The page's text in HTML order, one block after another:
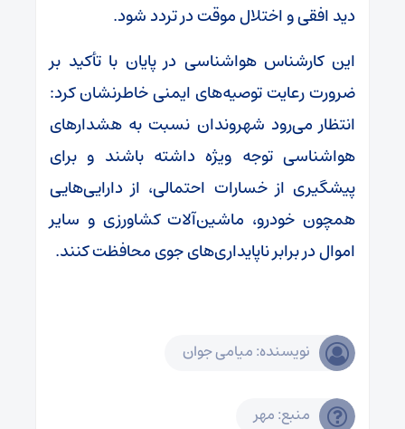
دید افقی و اختلال موقت در تردد شود.
این کارشناس هواشناسی در پایان با تأکید بر
ضرورت رعایت توصیه‌های ایمنی خاطرنشان کرد:
انتظار می‌رود شهروندان نسبت به هشدارهای
هواشناسی توجه ویژه داشته باشند و برای
پیشگیری از خسارات احتمالی، از دارایی‌هایی
همچون خودرو، ماشین‌آلات کشاورزی و سایر
اموال در برابر ناپایداری‌های جوی محافظت کنند.
نویسنده: میامی جوان
منبع: مهر